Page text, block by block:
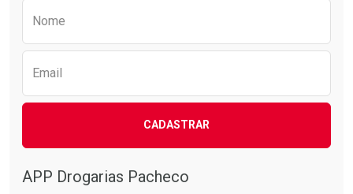
Nome
Email
CADASTRAR
APP Drogarias Pacheco